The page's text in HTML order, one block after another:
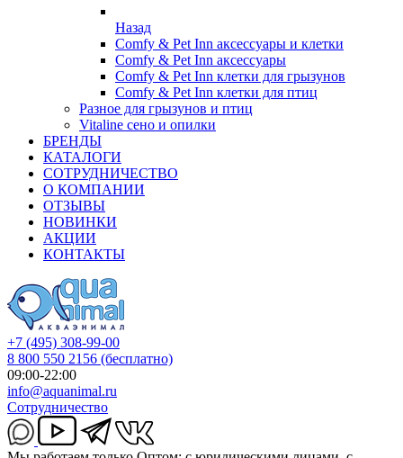
Назад
Comfy & Pet Inn аксессуары и клетки
Comfy & Pet Inn аксессуары
Comfy & Pet Inn клетки для грызунов
Comfy & Pet Inn клетки для птиц
Разное для грызунов и птиц
Vitaline сено и опилки
БРЕНДЫ
КАТАЛОГИ
СОТРУДНИЧЕСТВО
О КОМПАНИИ
ОТЗЫВЫ
НОВИНКИ
АКЦИИ
КОНТАКТЫ
+7 (495) 308-99-00
8 800 550 2156 (бесплатно)
09:00-22:00
info@aquanimal.ru
Сотрудничество